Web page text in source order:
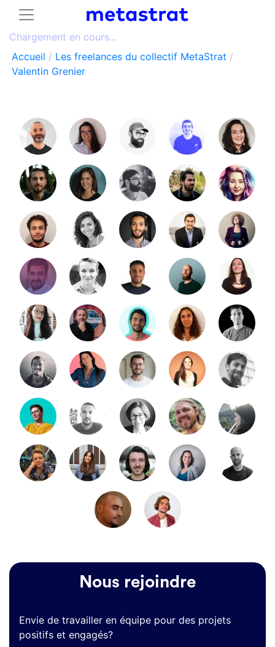
Chargement en cours...
Accueil / Les freelances du collectif MetaStrat /
Valentin Grenier
Nous rejoindre
Envie de travailler en équipe pour des projets
positifs et engagés?